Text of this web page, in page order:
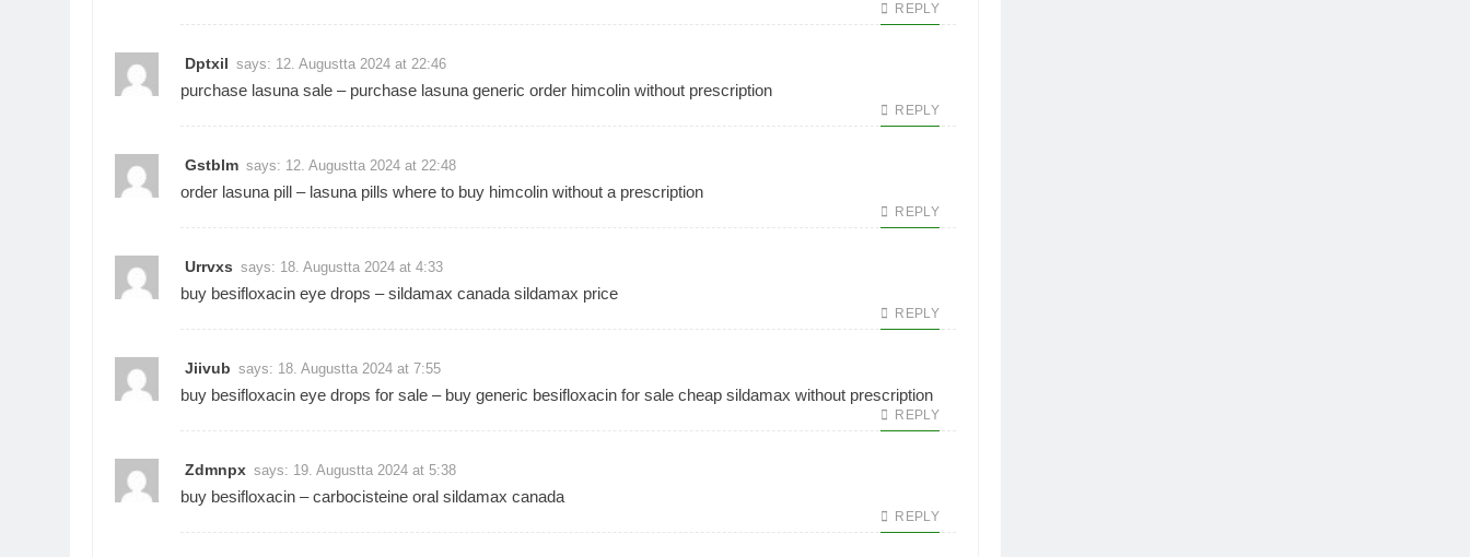
REPLY
Dptxil says: 12. Augustta 2024 at 22:46
purchase lasuna sale – purchase lasuna generic order himcolin without prescription
REPLY
Gstblm says: 12. Augustta 2024 at 22:48
order lasuna pill – lasuna pills where to buy himcolin without a prescription
REPLY
Urrvxs says: 18. Augustta 2024 at 4:33
buy besifloxacin eye drops –sildamax canada sildamax price
REPLY
Jiivub says: 18. Augustta 2024 at 7:55
buy besifloxacin eye drops for sale – buy generic besifloxacin for sale cheap sildamax without prescription
REPLY
Zdmnpx says: 19. Augustta 2024 at 5:38
buy besifloxacin –carbocisteine oral sildamax canada
REPLY